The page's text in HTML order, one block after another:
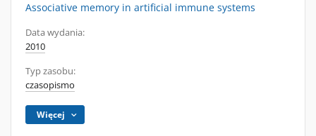
Associative memory in artificial immune systems
Data wydania:
2010
Typ zasobu:
czasopismo
Więcej